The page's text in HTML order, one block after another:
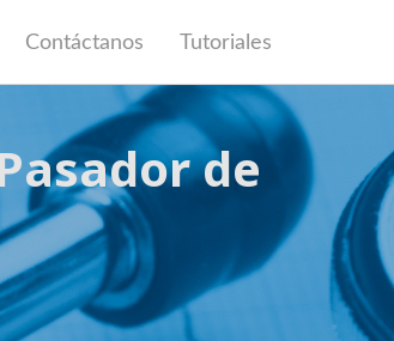
Contáctanos Tutoriales
de